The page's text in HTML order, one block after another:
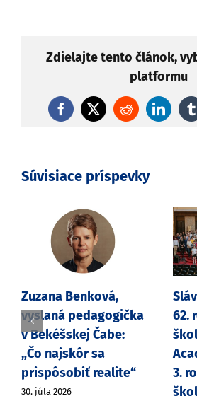
Zdielajte tento článok,
platformu
Facebook
X Reddit
Súvisiace príspevky
Zuzana Benková,
vyslaná pedagogička
v Bekéšskej Čabe:
„Čo najskôr sa
prispôsobiť realite“
30. júla 2026
62.
3.